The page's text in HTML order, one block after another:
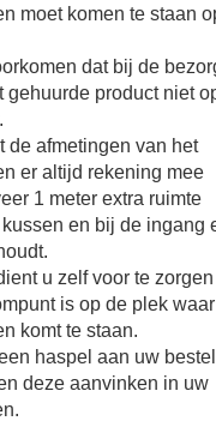
moet komen te staan
dat bij de
gehuurde product niet
de afmetingen van het
er altijd rekening mee
1 meter extra ruimte
en bij de ingang
u zelf voor te
is op de plek
komt te staan.
haspel aan uw
deze aanvinken in uw